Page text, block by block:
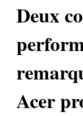
Deux
Acer